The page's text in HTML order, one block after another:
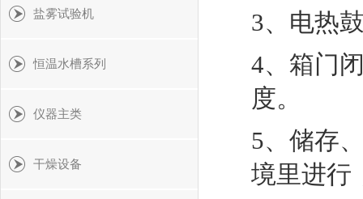
3、电热
4、箱门
度。
5、储存
境里进行
盐雾试验机
恒温水槽系列
仪器主类
干燥设备